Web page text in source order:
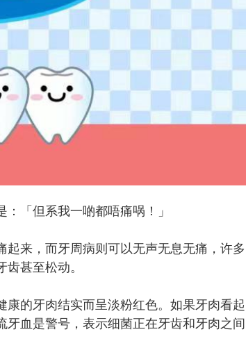
「但系我一啲都唔痛㖞！」
来，而牙周病则可以无声无息无痛，许多
甚至松动。
的牙肉结实而呈淡粉红色。如果牙肉看起
血是警号，表示细菌正在牙齿和牙肉之间